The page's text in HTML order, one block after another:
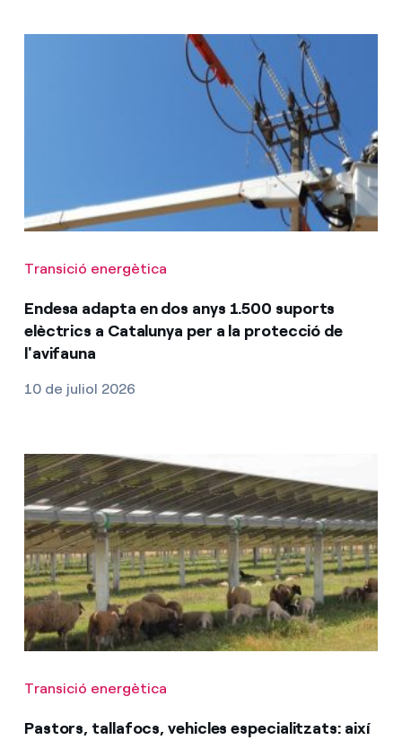
Transició energètica
Endesa adapta en dos anys 1.500 suports
elèctrics a Catalunya per a la protecció de
l'avifauna
10 de juliol 2026
Transició energètica
Pastors, tallafocs, vehicles especialitzats: així